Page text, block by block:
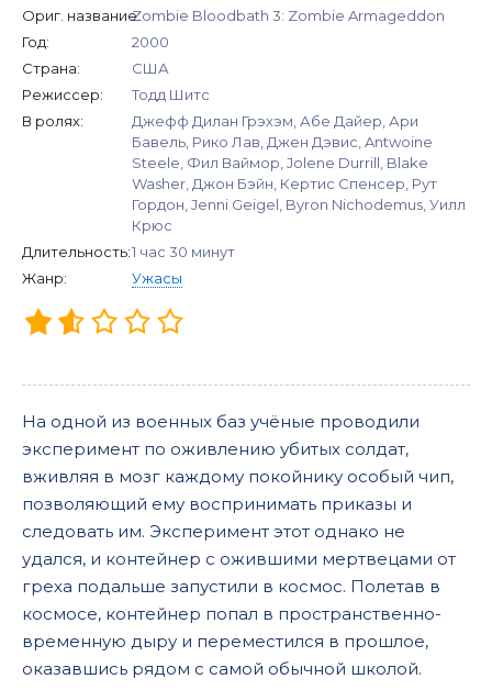
Ориг. название:Zombie Bloodbath 3: Zombie Armageddon
Год:
2000
Страна:
США
Режиссер:
Тодд Шитс
В ролях:
Джефф Дилан Грэхэм, Абе Дайер, Ари
Бавель, Рико Лав, Джен Дэвис, Antwoine
Steele, Фил Ваймор, Jolene Durrill, Blake
Washer, Джон Бэйн, Кертис Спенсер, Рут
Гордон, Jenni Geigel, Byron Nichodemus, Уилл
Крюс
Длительность:1 час 30 минут
Жанр:
Ужасы
На одной из военных баз учёные проводили
эксперимент по оживлению убитых солдат,
вживляя в мозг каждому покойнику особый чип,
позволяющий ему воспринимать приказы и
следовать им. Эксперимент этот однако не
удался, и контейнер с ожившими мертвецами от
греха подальше запустили в космос. Полетав в
космосе, контейнер попал в пространственно-
временную дыру и переместился в прошлое,
оказавшись рядом с самой обычной школой.